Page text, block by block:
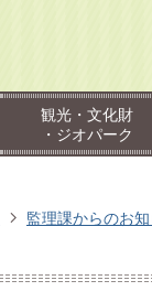
観光・文化財
・ジオパーク
監理課からのお